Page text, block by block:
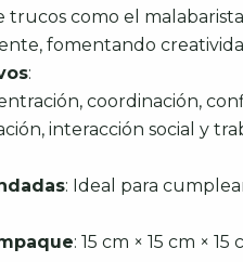
trucos como el
fomentando
:
coordinación,
interacción social y
: Ideal para
: 15 cm × 15 cm × 15